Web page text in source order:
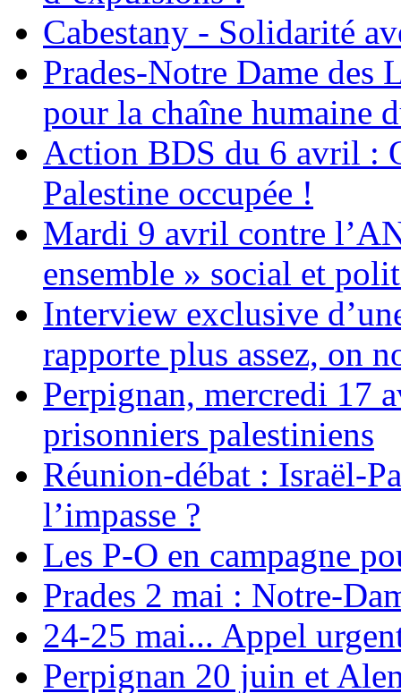
Cabestany - Solidarité
Prades-Notre Dame des
pour la chaîne humaine
Action BDS du 6 avril :
Palestine occupée !
Mardi 9 avril contre
ensemble » social et
Interview exclusive
rapporte plus assez, on
Perpignan, mercredi 17
prisonniers palestiniens
Réunion-débat : Israël-
l’impasse ?
Les P-O en campagne
Prades 2 mai : Notre-
24-25 mai... Appel
Perpignan 20 juin et